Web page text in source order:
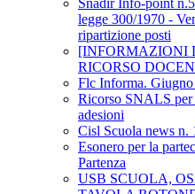
Snadir Info-point
legge 300/1970 -
ripartizione posti
[INFORMAZIONI
RICORSO
Flc Informa. Giugno
Ricorso SNALS per
adesioni
Cisl Scuola news n.
Esonero per la
Partenza
USB SCUOLA,